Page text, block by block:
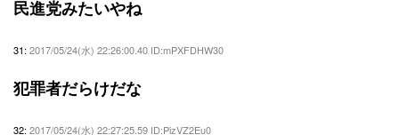
民進党みたいやね
31: 2017/05/24(水) 22:26:00.40 ID:mPXFDHW30
犯罪者だらけだな
32: 2017/05/24(水) 22:27:25.59 ID:PizVZ2Eu0